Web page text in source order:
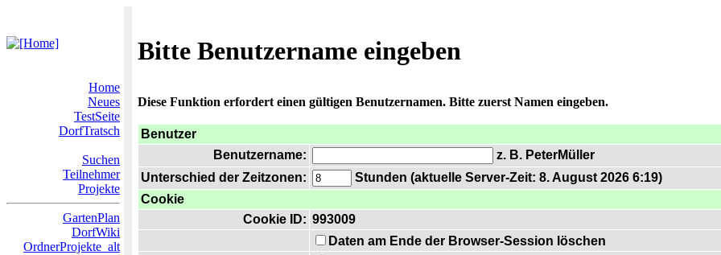
Bitte Benutzername eingeben
Home
Neues
TestSeite
DorfTratsch
Suchen
Teilnehmer
Projekte
GartenPlan
DorfWiki
OrdnerProjekte_alt
Diese Funktion erfordert einen gültigen Benutzernamen. Bitte zuerst Namen eingeben.
Benutzer
Benutzername:
z. B. PeterMüller
Unterschied der Zeitzonen:
Stunden (aktuelle Server-Zeit: 8. August 2026 6:19)
Cookie
Cookie ID: 993009
Daten am Ende der Browser-Session löschen